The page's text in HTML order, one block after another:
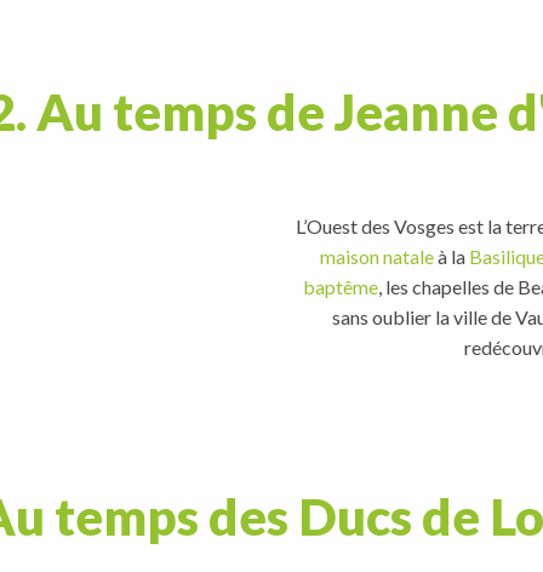
Au temps de Jeanne
L’Ouest des Vosges est la
maison nataleà la
baptême, les chapelles de
sans oublier la ville de
temps des Ducs de